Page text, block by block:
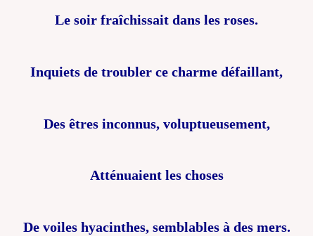
Le soir fraîchissait dans les roses.
Inquiets de troubler ce charme défaillant,
Des êtres inconnus, voluptueusement,
Atténuaient les choses
De voiles hyacinthes, semblables à des mers.